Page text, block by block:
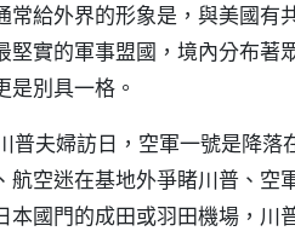
常給外界的形象是，與美國有
實的軍事盟國，境內分布著
別具一格。
夫婦訪日，空軍一號是降落
航空迷在基地外爭睹川普、空
本國門的成田或羽田機場，川